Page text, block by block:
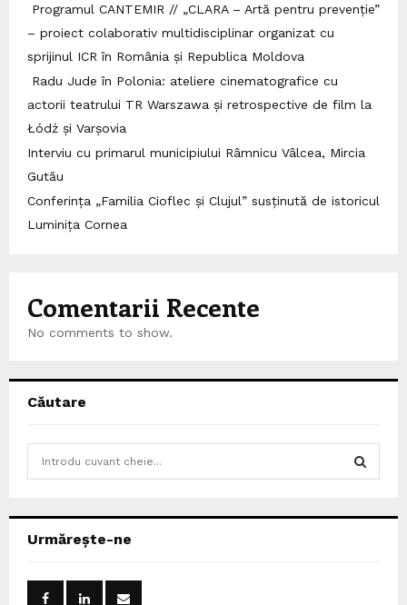
Programul CANTEMIR // „CLARA – Artă pentru prevenție”
– proiect colaborativ multidisciplinar organizat cu
sprijinul ICR în România și Republica Moldova
Radu Jude în Polonia: ateliere cinematografice cu
actorii teatrului TR Warszawa și retrospective de film la
Łódź și Varșovia
Interviu cu primarul municipiului Râmnicu Vâlcea, Mircia
Gutău
Conferința „Familia Cioflec și Clujul” susținută de istoricul
Luminița Cornea
Comentarii Recente
No comments to show.
Căutare
h
o
Urmărește-ne